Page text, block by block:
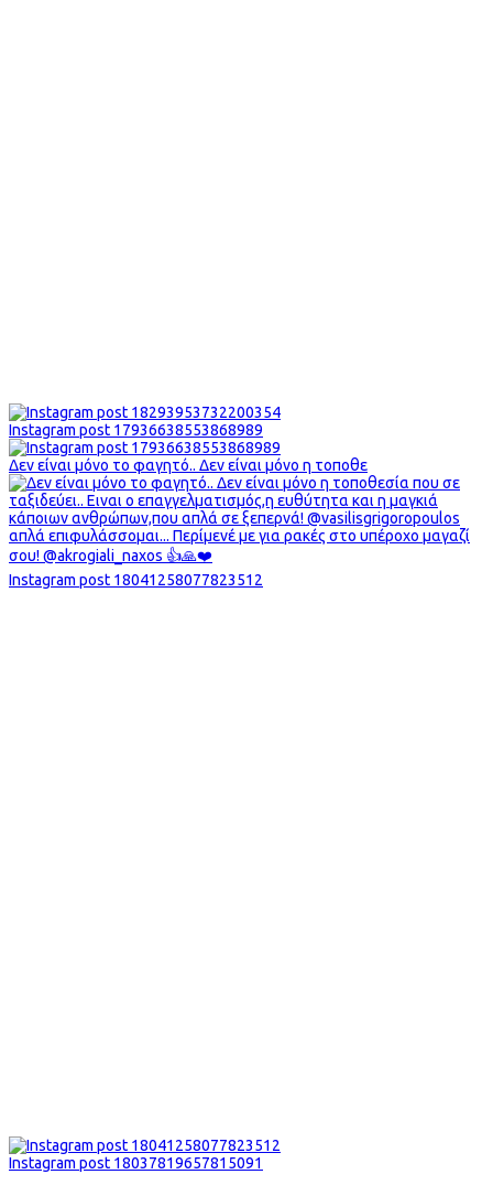
Instagram post 17936638553868989
Δεν είναι μόνο το φαγητό.. Δεν είναι μόνο η τοποθε
Instagram post 18041258077823512
Instagram post 18037819657815091